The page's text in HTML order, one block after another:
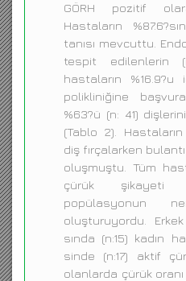
GÖRH pozitif
Hastaların
tanısı mevcuttu.
tespit edilenlerin
hastaların %16.9?u
polikliniğine
%63?ü (n: 41)
(Tablo 2).
diş fırçalarken
oluşmuştu. Tüm
çürük şikayeti
popülasyonun
oluşturuyordu.
sında (n:15) kadın
sinde (n:17) aktif
olanlarda çürük oranı